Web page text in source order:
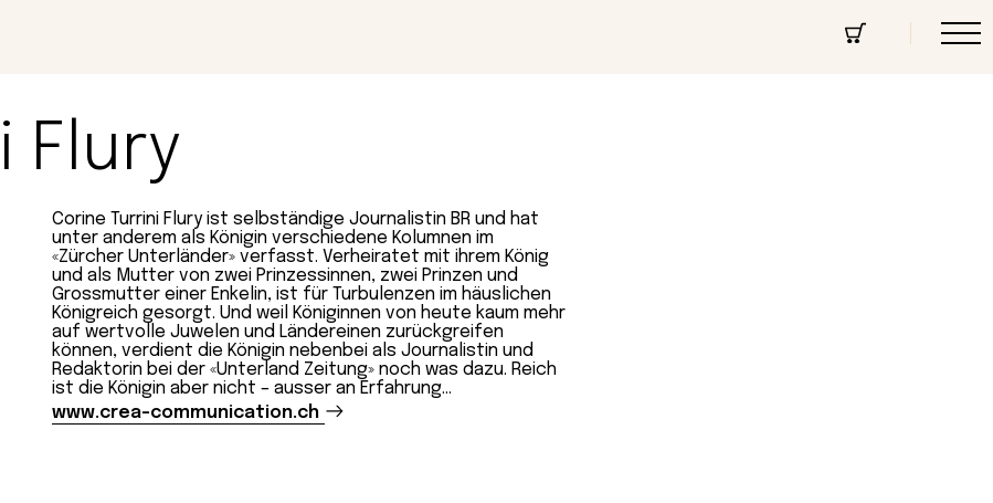
Community
Flury
Corine Turrini Flury ist selbständige Journalistin BR und hat
unter anderem als Königin verschiedene Kolumnen im
«Zürcher Unterländer» verfasst. Verheiratet mit ihrem König
und als Mutter von zwei Prinzessinnen, zwei Prinzen und
Grossmutter einer Enkelin, ist für Turbulenzen im häuslichen
Königreich gesorgt. Und weil Königinnen von heute kaum mehr
auf wertvolle Juwelen und Ländereinen zurückgreifen
können, verdient die Königin nebenbei als Journalistin und
Redaktorin bei der «Unterland Zeitung» noch was dazu. Reich
ist die Königin aber nicht – ausser an Erfahrung…
www.crea-communication.ch